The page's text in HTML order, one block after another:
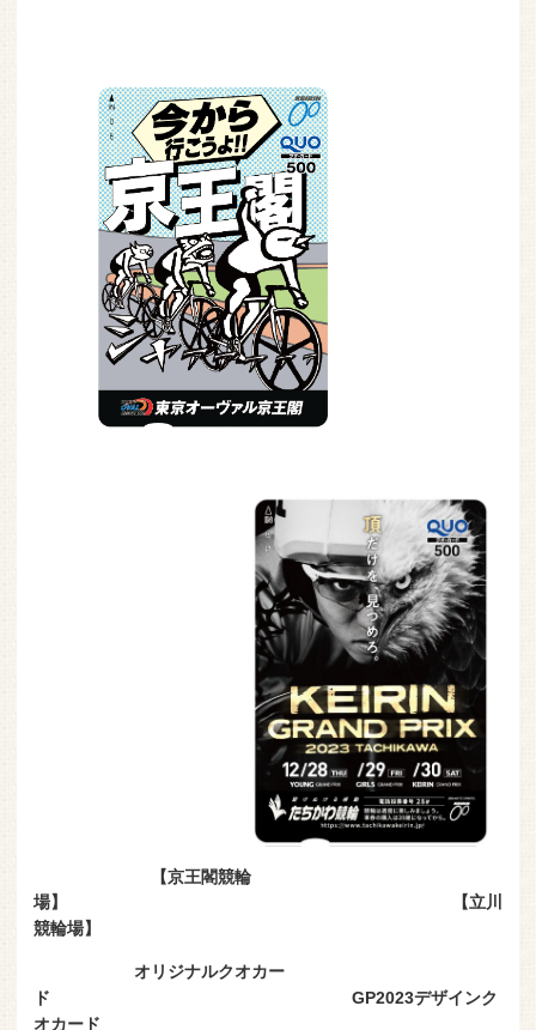
【京王閣競輪
場】 【立川
競輪場】
オリジナルクオカー
ド GP2023デザインク
オカード